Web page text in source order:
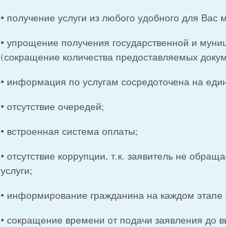
• получение услуги из любого удобного для Вас
• упрощение получения государственной и
(сокращение количества предоставляемых
• информация по услугам сосредоточена на
• отсутствие очередей;
• встроенная система оплаты;
• отсутствие коррупции, т.к. заявитель не
услуги;
• информирование гражданина на каждом
• сокращение времени от подачи заявления до